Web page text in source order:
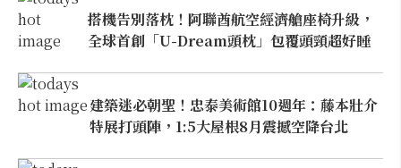
搭機告別落枕！阿聯酋航空經濟艙座椅升級，
全球首創「U-Dream頭枕」包覆頭頸超好睡
建築迷必朝聖！忠泰美術館10週年：藤本壯介
特展打頭陣，1:5大屋根8月震撼空降台北